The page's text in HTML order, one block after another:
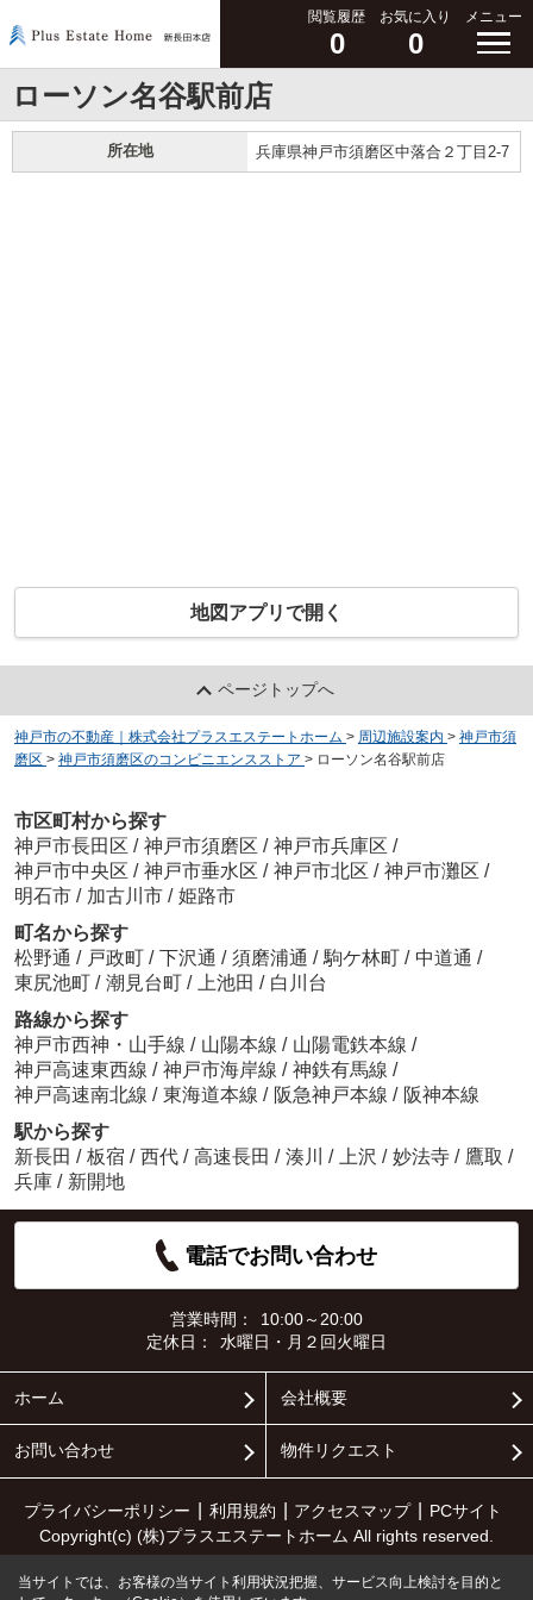
閲覧履歴
0
お気に入り
0
メニュー
ローソン名谷駅前店
所在地 兵庫県神戸市須磨区中落合２丁目2-7
地図アプリで開く
ページトップへ
神戸市の不動産｜株式会社プラスエステートホーム > 周辺施設案内 > 神戸市須
磨区 > 神戸市須磨区のコンビニエンスストア > ローソン名谷駅前店
市区町村から探す
神戸市長田区 / 神戸市須磨区 / 神戸市兵庫区 /
神戸市中央区 / 神戸市垂水区 / 神戸市北区 / 神戸市灘区 /
明石市 / 加古川市 / 姫路市
町名から探す
松野通 / 戸政町 / 下沢通 / 須磨浦通 / 駒ケ林町 / 中道通 /
東尻池町 / 潮見台町 / 上池田 / 白川台
路線から探す
神戸市西神・山手線 / 山陽本線 / 山陽電鉄本線 /
神戸高速東西線 / 神戸市海岸線 / 神鉄有馬線 /
神戸高速南北線 / 東海道本線 / 阪急神戸本線 / 阪神本線
駅から探す
新長田 / 板宿 / 西代 / 高速長田 / 湊川 / 上沢 / 妙法寺 / 鷹取 /
兵庫 / 新開地
電話でお問い合わせ
営業時間：
10:00～20:00
定休日：
水曜日・月２回火曜日
ホーム 会社概要
お問い合わせ 物件リクエスト
プライバシーポリシー 利用規約 アクセスマップ
PCサイト
Copyright(c) (株)プラスエステートホーム All rights reserved.
当サイトでは、お客様の当サイト利用状況把握、サービス向上検討を目的と